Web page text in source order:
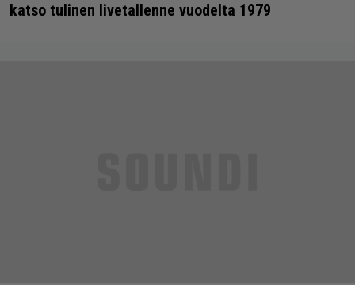
katso tulinen livetallenne vuodelta 1979